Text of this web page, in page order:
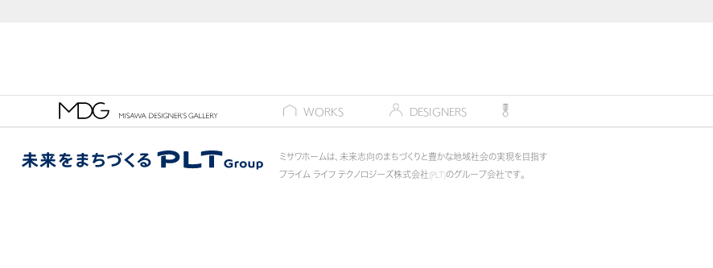
WORKS
ギャラリー DESIGNERS
デザイナー
コンペティション
ミサワホームは、未来志向のまちづくりと豊かな地域社会の実現を目指す
プライム ライフ テクノロジーズ株式会社(PLT)のグループ会社です。